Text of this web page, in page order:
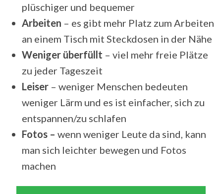
plüschiger und bequemer
Arbeiten – es gibt mehr Platz zum Arbeiten
an einem Tisch mit Steckdosen in der Nähe
Weniger überfüllt – viel mehr freie Plätze
zu jeder Tageszeit
Leiser – weniger Menschen bedeuten
weniger Lärm und es ist einfacher, sich zu
entspannen/zu schlafen
Fotos – wenn weniger Leute da sind, kann
man sich leichter bewegen und Fotos
machen